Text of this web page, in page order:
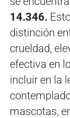
14.346.
distinción
crueldad,
efectiva en
incluir en la
mascotas,